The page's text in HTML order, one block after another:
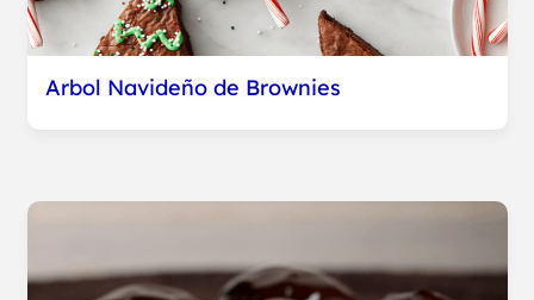
Arbol Navideño de Brownies